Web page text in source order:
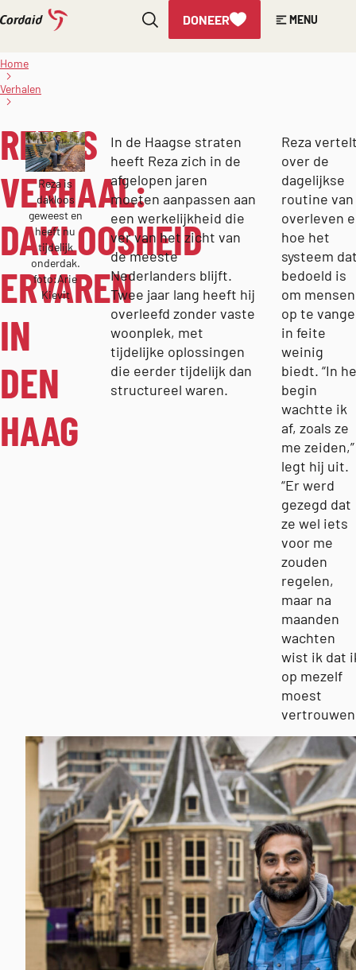
Direct
de
inhoud
DONEER MENU
Home
Verhalen
verhaal:
Dakloosheid
ervaren in
REZA’S
VERHAAL:
DAKLOOSHEID
ERVAREN
IN
DEN
HAAG
Reza is
dakloos
geweest en
heeft nu
tijdelijk
onderdak.
foto:Arie
Kievit
In de Haagse straten
heeft Reza zich in de
afgelopen jaren
moeten aanpassen aan
een werkelijkheid die
ver van het zicht van
de meeste
Nederlanders blijft.
Twee jaar lang heeft hij
overleefd zonder vaste
woonplek, met
tijdelijke oplossingen
die eerder tijdelijk dan
structureel waren.
Reza
over de
dagelijkse
routine van
overleven
hoe het
systeem
bedoeld is
om mensen
op te
in feite
weinig
biedt. “In
begin
wachtte ik
af, zoals ze
me zeiden,”
legt hij uit.
“Er werd
gezegd dat
ze wel iets
voor me
zouden
regelen,
maar na
maanden
wachten
wist ik dat
op mezelf
moest